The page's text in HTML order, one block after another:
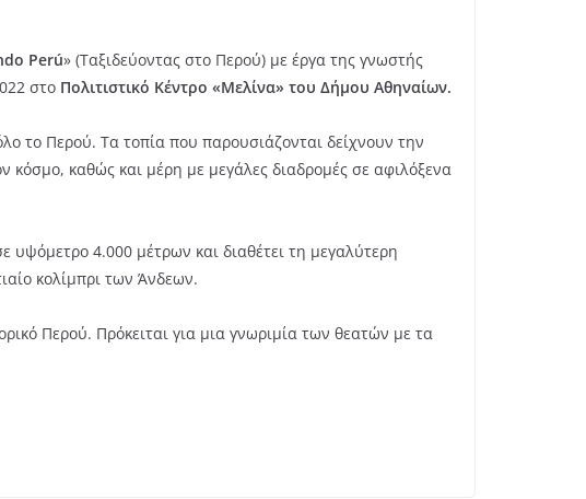
Perú» (Ταξιδεύοντας στο Περού) με έργα της γνωστής
στο Πολιτιστικό Κέντρο «Μελίνα» του Δήμου Αθηναίων.
το Περού. Τα τοπία που παρουσιάζονται δείχνουν την
καθώς και μέρη με μεγάλες διαδρομές σε αφιλόξενα
4.000 μέτρων και διαθέτει τη μεγαλύτερη
κολίμπρι των Άνδεων.
Περού. Πρόκειται για μια γνωριμία των θεατών με τα